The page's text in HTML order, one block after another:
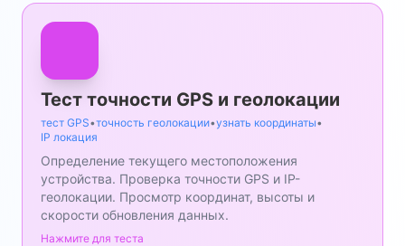
Тест точности GPS и геолокации
тест GPS•точность геолокации•узнать координаты•
IP локация
Определение текущего местоположения
устройства. Проверка точности GPS и IP-
геолокации. Просмотр координат, высоты и
скорости обновления данных.
Нажмите для теста